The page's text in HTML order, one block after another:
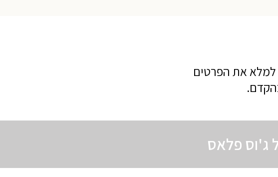
למלא את הפרטים
ג'וס פלאס